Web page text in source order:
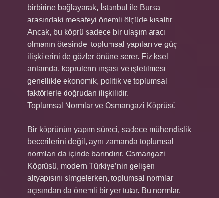
birbirine bağlayarak, İstanbul ile Bursa
arasındaki mesafeyi önemli ölçüde kısaltır.
Ancak, bu köprü sadece bir ulaşım aracı
olmanın ötesinde, toplumsal yapıları ve güç
ilişkilerini de gözler önüne serer. Fiziksel
anlamda, köprülerin inşası ve işletilmesi
genellikle ekonomik, politik ve toplumsal
faktörlerle doğrudan ilişkilidir.
Toplumsal Normlar ve Osmangazi Köprüsü
Bir köprünün yapım süreci, sadece mühendislik
becerilerini değil, aynı zamanda toplumsal
normları da içinde barındırır. Osmangazi
Köprüsü, modern Türkiye’nin gelişen
altyapısını simgelerken, toplumsal normlar
açısından da önemli bir yer tutar. Bu normlar,